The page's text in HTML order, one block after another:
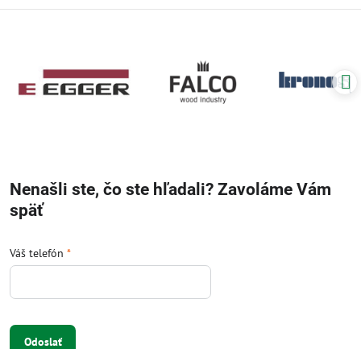
Nenašli ste, čo ste hľadali? Zavoláme Vám
späť
Váš telefón *
Odoslať